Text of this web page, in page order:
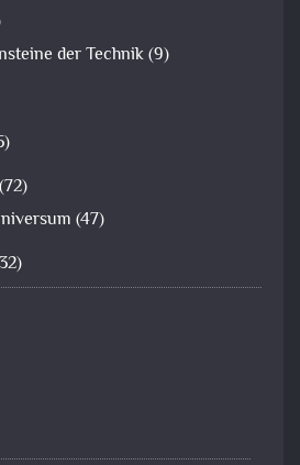
der Technik(9)
(72)
(47)